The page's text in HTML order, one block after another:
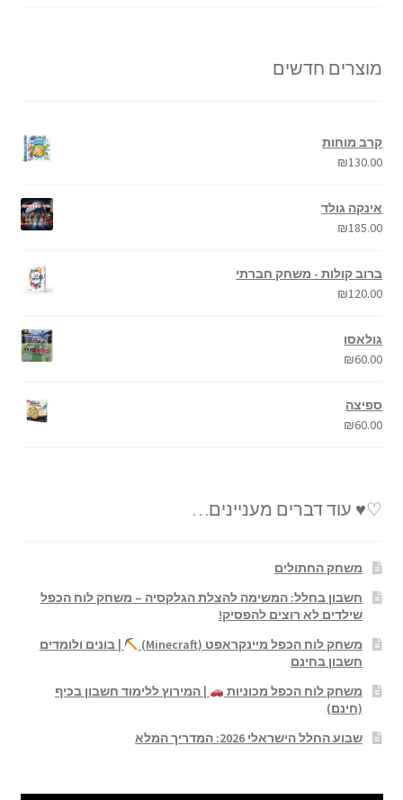
מוצרים חדשים
קרב מוחות
₪130.00
אינקה גולד
₪185.00
ברוב קולות - משחק חברתי
₪120.00
גולאסו
₪60.00
ספיצה
₪60.00
♡♥ עוד דברים מעניינים…
משחק החתולים
חשבון בחלל: המשימה להצלת הגלקסיה – משחק לוח הכפל
שילדים לא רוצים להפסיק!
משחק לוח הכפל מיינקראפט (Minecraft)
| בונים ולומדים
חשבון בחינם
משחק לוח הכפל מכוניות
| המירוץ ללימוד חשבון בכיף
(חינם)
שבוע החלל הישראלי 2026: המדריך המלא